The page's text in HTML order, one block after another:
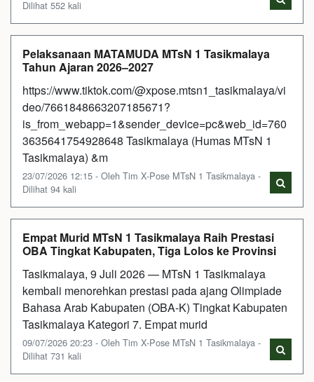
Dilihat 552 kali
Pelaksanaan MATAMUDA MTsN 1 Tasikmalaya
Tahun Ajaran 2026–2027
https://www.tiktok.com/@xpose.mtsn1_tasikmalaya/vi
deo/7661848663207185671?
is_from_webapp=1&sender_device=pc&web_id=760
3635641754928648 Tasikmalaya (Humas MTsN 1
Tasikmalaya) &m
23/07/2026 12:15 - Oleh Tim X-Pose MTsN 1 Tasikmalaya -
Dilihat 94 kali
Empat Murid MTsN 1 Tasikmalaya Raih Prestasi
OBA Tingkat Kabupaten, Tiga Lolos ke Provinsi
Tasikmalaya, 9 Juli 2026 — MTsN 1 Tasikmalaya
kembali menorehkan prestasi pada ajang Olimpiade
Bahasa Arab Kabupaten (OBA-K) Tingkat Kabupaten
Tasikmalaya Kategori 7. Empat murid
09/07/2026 20:23 - Oleh Tim X-Pose MTsN 1 Tasikmalaya -
Dilihat 731 kali